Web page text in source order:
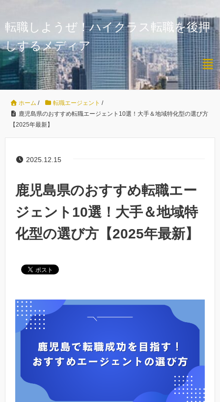
転職しようぜ！ハイクラス転職を後押
しするメディア
ホーム / 転職エージェント /
鹿児島県のおすすめ転職エージェント10選！大手＆地域特化型の選び方
【2025年最新】
2025.12.15
鹿児島県のおすすめ転職エー
ジェント10選！大手＆地域特
化型の選び方【2025年最新】